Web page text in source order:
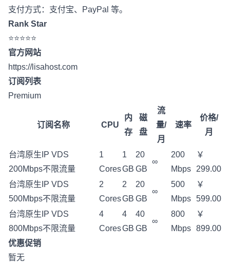
支付方式：支付宝、PayPal 等。
Rank Star
⭐⭐⭐⭐⭐
官方网站
https://lisahost.com
订阅列表
Premium
订阅名称 CPU
内
存
磁
盘
流
量/
月
速率
价格/
月
台湾原生IP VDS
200Mbps不限流量
1
Cores
1
GB
20
GB
∞
200
Mbps
￥
299.00
台湾原生IP VDS
500Mbps不限流量
2
Cores
2
GB
20
GB
∞
500
Mbps
￥
599.00
台湾原生IP VDS
800Mbps不限流量
4
Cores
4
GB
40
GB
∞
800
Mbps
￥
899.00
优惠促销
暂无